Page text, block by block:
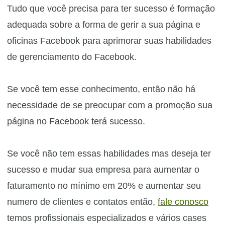
Tudo que você precisa para ter sucesso é formação
adequada sobre a forma de gerir a sua página e
oficinas Facebook para aprimorar suas habilidades
de gerenciamento do Facebook.
Se você tem esse conhecimento, então não há
necessidade de se preocupar com a promoção sua
página no Facebook terá sucesso.
Se você não tem essas habilidades mas deseja ter
sucesso e mudar sua empresa para aumentar o
faturamento no mínimo em 20% e aumentar seu
numero de clientes e contatos então, fale conosco
temos profissionais especializados e vários cases